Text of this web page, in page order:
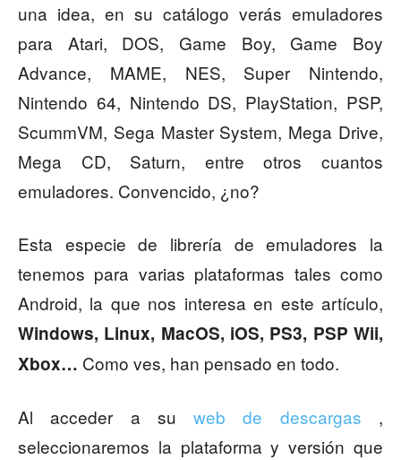
una idea, en su catálogo verás emuladores
para Atari, DOS, Game Boy, Game Boy
Advance, MAME, NES, Super Nintendo,
Nintendo 64, Nintendo DS, PlayStation, PSP,
ScummVM, Sega Master System, Mega Drive,
Mega CD, Saturn, entre otros cuantos
emuladores. Convencido, ¿no?
Esta especie de librería de emuladores la
tenemos para varias plataformas tales como
Android, la que nos interesa en este artículo,
Windows, Linux, MacOS, iOS, PS3, PSP Wii,
Xbox… Como ves, han pensado en todo.
Al acceder a suweb de descargas ,
seleccionaremos la plataforma y versión que